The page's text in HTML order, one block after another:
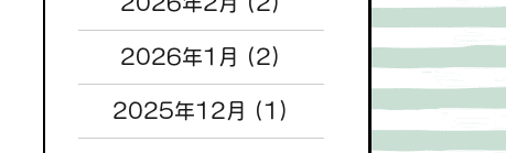
2026年1月 (2)
2025年12月 (1)